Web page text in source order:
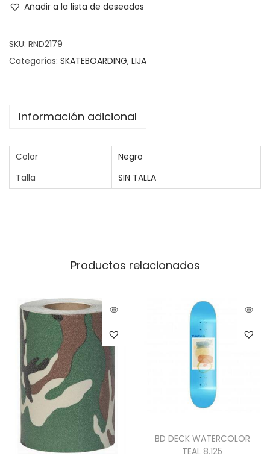
Añadir a la lista de deseados
SKU: RND2179
Categorías: SKATEBOARDING, LIJA
Información adicional
Color
Negro
Talla
SIN TALLA
Productos relacionados
BD DECK WATERCOLOR
TEAL 8.125